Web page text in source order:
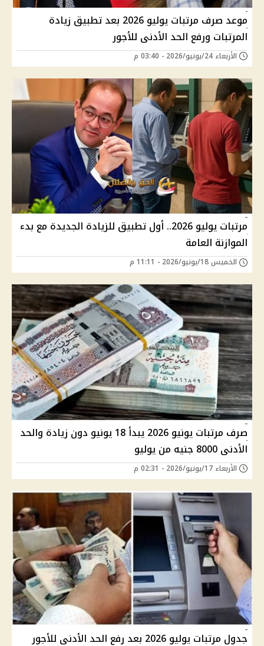
موعد صرف مرتبات يوليو 2026 بعد تطبيق زيادة
المرتبات ورفع الحد الأدنى للأجور
الأربعاء 24/يونيو/2026 - 03:40 م
مرتبات يوليو 2026.. أول تطبيق للزيادة الجديدة مع بدء
الموازنة العامة
الخميس 18/يونيو/2026 - 11:11 م
صرف مرتبات يونيو 2026 يبدأ 18 يونيو دون زيادة والحد
الأدنى 8000 جنيه من يوليو
الأربعاء 17/يونيو/2026 - 02:31 م
جدول مرتبات يوليو 2026 بعد رفع الحد الأدنى للأجور